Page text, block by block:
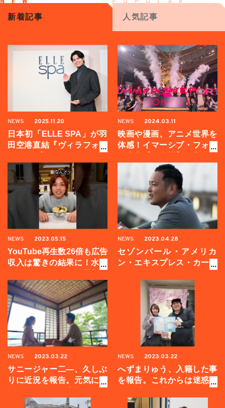
新着記事 人気記事
NEWS 2025.11.20
日本初「ELLE SPA」が羽
田空港直結『ヴィラフォン
ンへ。GENERATIONS 片
寄涼太登壇イベントの様子
をお届け！
NEWS 2024.03.11
映画や漫画、アニメ世界を
体感！イマーシブ・フォー
入体験してみた
NEWS 2023.05.15
YouTube再生数26倍も広告
収入は驚きの結果に！水溜
情とは？
NEWS 2023.04.28
セゾンパール・アメリカ
ン・エキスプレス・カード
ト、審査について調べてみ
た【キャンペーン中】
NEWS 2023.03.22
サニージャー二―、久しぶ
りに近況を報告。元気に過
サギ釣りを楽しみにしてい
NEWS 2023.03.22
へずまりゅう、入籍した事
を報告。これからは迷惑を
よろしくお願いします！